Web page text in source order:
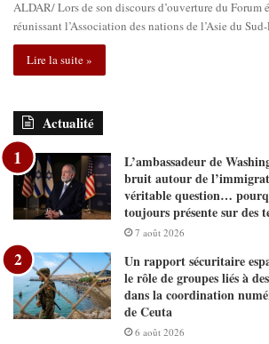
ALDAR/ Lors de son discours d’ouverture du Forum
réunissant l’Association des nations de l’Asie du
Lire la suite »
Actualité
L’ambassadeur de
bruit autour de
véritable question…
toujours présente sur des
7 août 2026
Un rapport sécuritaire
le rôle de groupes liés à
dans la coordination
de Ceuta
6 août 2026